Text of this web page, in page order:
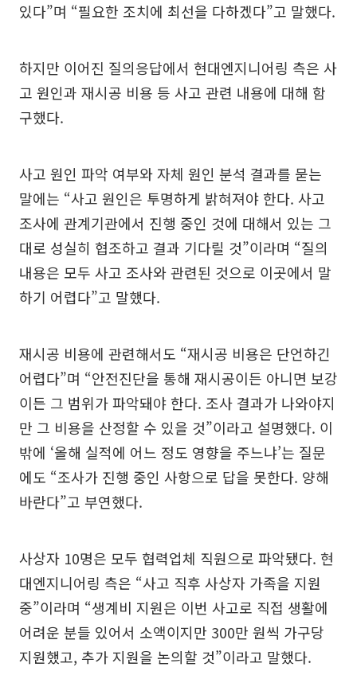
있다”며 “필요한 조치에 최선을 다하겠다”고 말했다.
하지만 이어진 질의응답에서 현대엔지니어링 측은 사
고 원인과 재시공 비용 등 사고 관련 내용에 대해 함
구했다.
사고 원인 파악 여부와 자체 원인 분석 결과를 묻는
말에는 “사고 원인은 투명하게 밝혀져야 한다. 사고
조사에 관계기관에서 진행 중인 것에 대해서 있는 그
대로 성실히 협조하고 결과 기다릴 것”이라며 “질의
내용은 모두 사고 조사와 관련된 것으로 이곳에서 말
하기 어렵다”고 말했다.
재시공 비용에 관련해서도 “재시공 비용은 단언하긴
어렵다”며 “안전진단을 통해 재시공이든 아니면 보강
이든 그 범위가 파악돼야 한다. 조사 결과가 나와야지
만 그 비용을 산정할 수 있을 것”이라고 설명했다. 이
밖에 ‘올해 실적에 어느 정도 영향을 주느냐’는 질문
에도 “조사가 진행 중인 사항으로 답을 못한다. 양해
바란다”고 부연했다.
사상자 10명은 모두 협력업체 직원으로 파악됐다. 현
대엔지니어링 측은 “사고 직후 사상자 가족을 지원
중”이라며 “생계비 지원은 이번 사고로 직접 생활에
어려운 분들 있어서 소액이지만 300만 원씩 가구당
지원했고, 추가 지원을 논의할 것”이라고 말했다.